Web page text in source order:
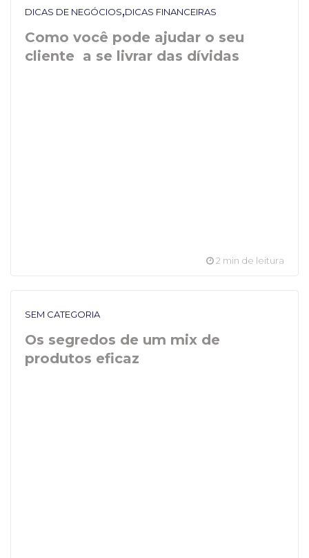
DICAS DE NEGÓCIOS,DICAS FINANCEIRAS
Como você pode ajudar o seu
cliente a se livrar das dívidas
2 min de leitura
SEM CATEGORIA
Os segredos de um mix de
produtos eficaz